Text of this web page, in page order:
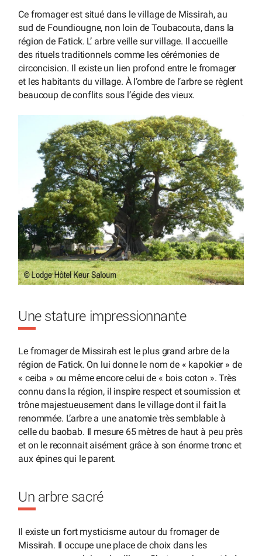
Ce fromager est situé dans le village de Missirah, au
sud de Foundiougne, non loin de Toubacouta, dans la
région de Fatick. L’ arbre veille sur village. Il accueille
des rituels traditionnels comme les cérémonies de
circoncision. Il existe un lien profond entre le fromager
et les habitants du village. À l’ombre de l’arbre se règlent
beaucoup de conflits sous l’égide des vieux.
Une stature impressionnante
Le fromager de Missirah est le plus grand arbre de la
région de Fatick. On lui donne le nom de « kapokier » de
« ceiba » ou même encore celui de « bois coton ». Très
connu dans la région, il inspire respect et soumission et
trône majestueusement dans le village dont il fait la
renommée. L’arbre a une anatomie très semblable à
celle du baobab. Il mesure 65 mètres de haut à peu près
et on le reconnait aisément grâce à son énorme tronc et
aux épines qui le parent.
Un arbre sacré
Il existe un fort mysticisme autour du fromager de
Missirah. Il occupe une place de choix dans les